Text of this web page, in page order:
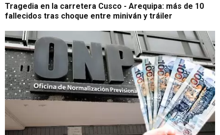
Tragedia en la carretera Cusco - Arequipa: más de 10
fallecidos tras choque entre miniván y tráiler